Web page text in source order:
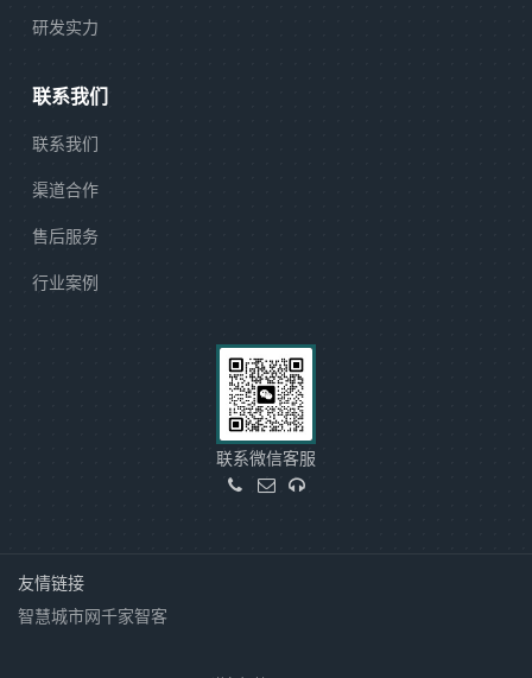
研发实力
联系我们
联系我们
渠道合作
售后服务
行业案例
联系微信客服
友情链接
智慧城市网千家智客